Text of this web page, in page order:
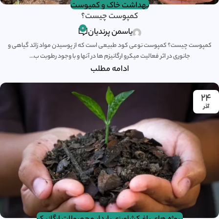
بهداشت خاک و کمپوست
کمپوست چیست؟
یاسمن پرندیان 0
کمپوست چیست؟ کمپوست نوعی کود طبیعی است که از پوسیدن مواد زائد گیاهی و
جانوری در اثر فعالیت میکرو ارگانیزم ها در آنها و با وجود رطوبت ب...
ادامه مطلب
۲۴
آذر